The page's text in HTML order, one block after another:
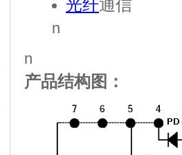
光纤通信
n
n
产品结构图：